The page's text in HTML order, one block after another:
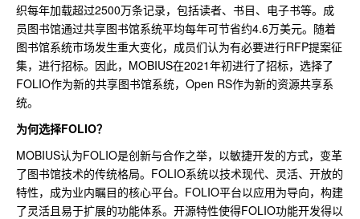
织每年加载超过2500万条记录，包括读者、书目、电子书等。成
员图书馆通过共享图书馆系统平均每年可节省约4.6万美元。随着
图书馆系统市场发生重大变化，成员们认为有必要进行RFP提案征
集，进行招标。因此，MOBIUS在2021年初进行了招标，选择了
FOLIO作为新的共享图书馆系统，Open RS作为新的资源共享系
统。
为何选择FOLIO？
MOBIUS认为FOLIO是创新与合作之举，以敏捷开发的方式，变革
了图书馆技术的传统格局。FOLIO系统以技术现代、灵活、开放的
特性，成为业内瞩目的核心平台。FOLIO平台以应用为导向，构建
了灵活且易于扩展的功能体系。开源特性使得FOLIO功能开发得以